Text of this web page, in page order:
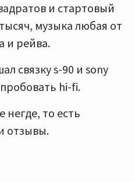
и стартовый
музыка любая от
и рейва.
связку s-90 и sony
hi-fi.
негде, то есть
отзывы.